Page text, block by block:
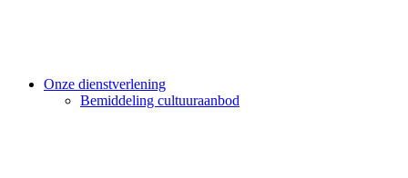
Onze dienstverlening
Bemiddeling cultuuraanbod